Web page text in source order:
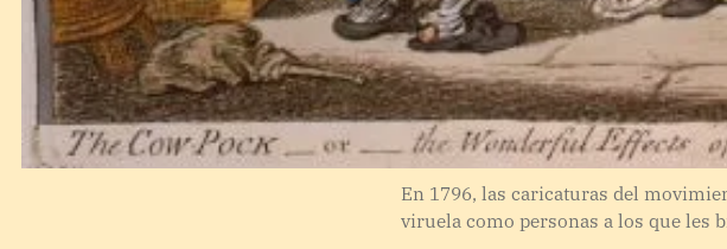
En 1796, las caricaturas del
viruela como personas a los que les